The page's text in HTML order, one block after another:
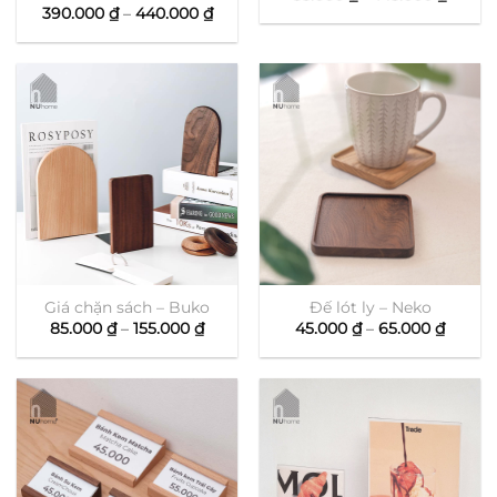
390.000 ₫ – 440.000 ₫Khoảng
giá:
từ
đến
440.000 ₫
giá:
từ
Giá chặn sách – Buko
85.000 ₫ – 155.000 ₫Khoảng
giá:
từ
155.000 ₫
Đế lót ly – Neko
45.000 ₫ – 65.000 ₫
giá:
từ